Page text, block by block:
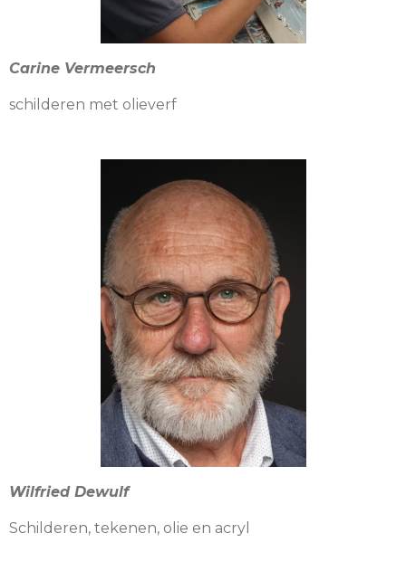
Carine Vermeersch
schilderen met olieverf
Wilfried Dewulf
Schilderen, tekenen, olie en acryl